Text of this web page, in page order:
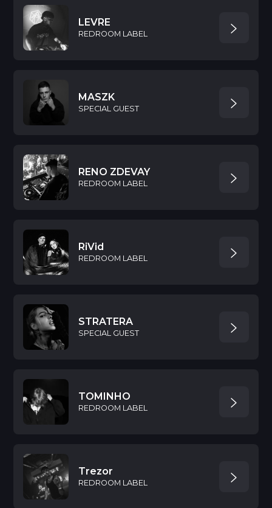
LEVRE
REDROOM LABEL
MASZK
SPECIAL GUEST
RENO ZDEVAY
REDROOM LABEL
RiVid
REDROOM LABEL
STRATERA
SPECIAL GUEST
TOMINHO
REDROOM LABEL
Trezor
REDROOM LABEL